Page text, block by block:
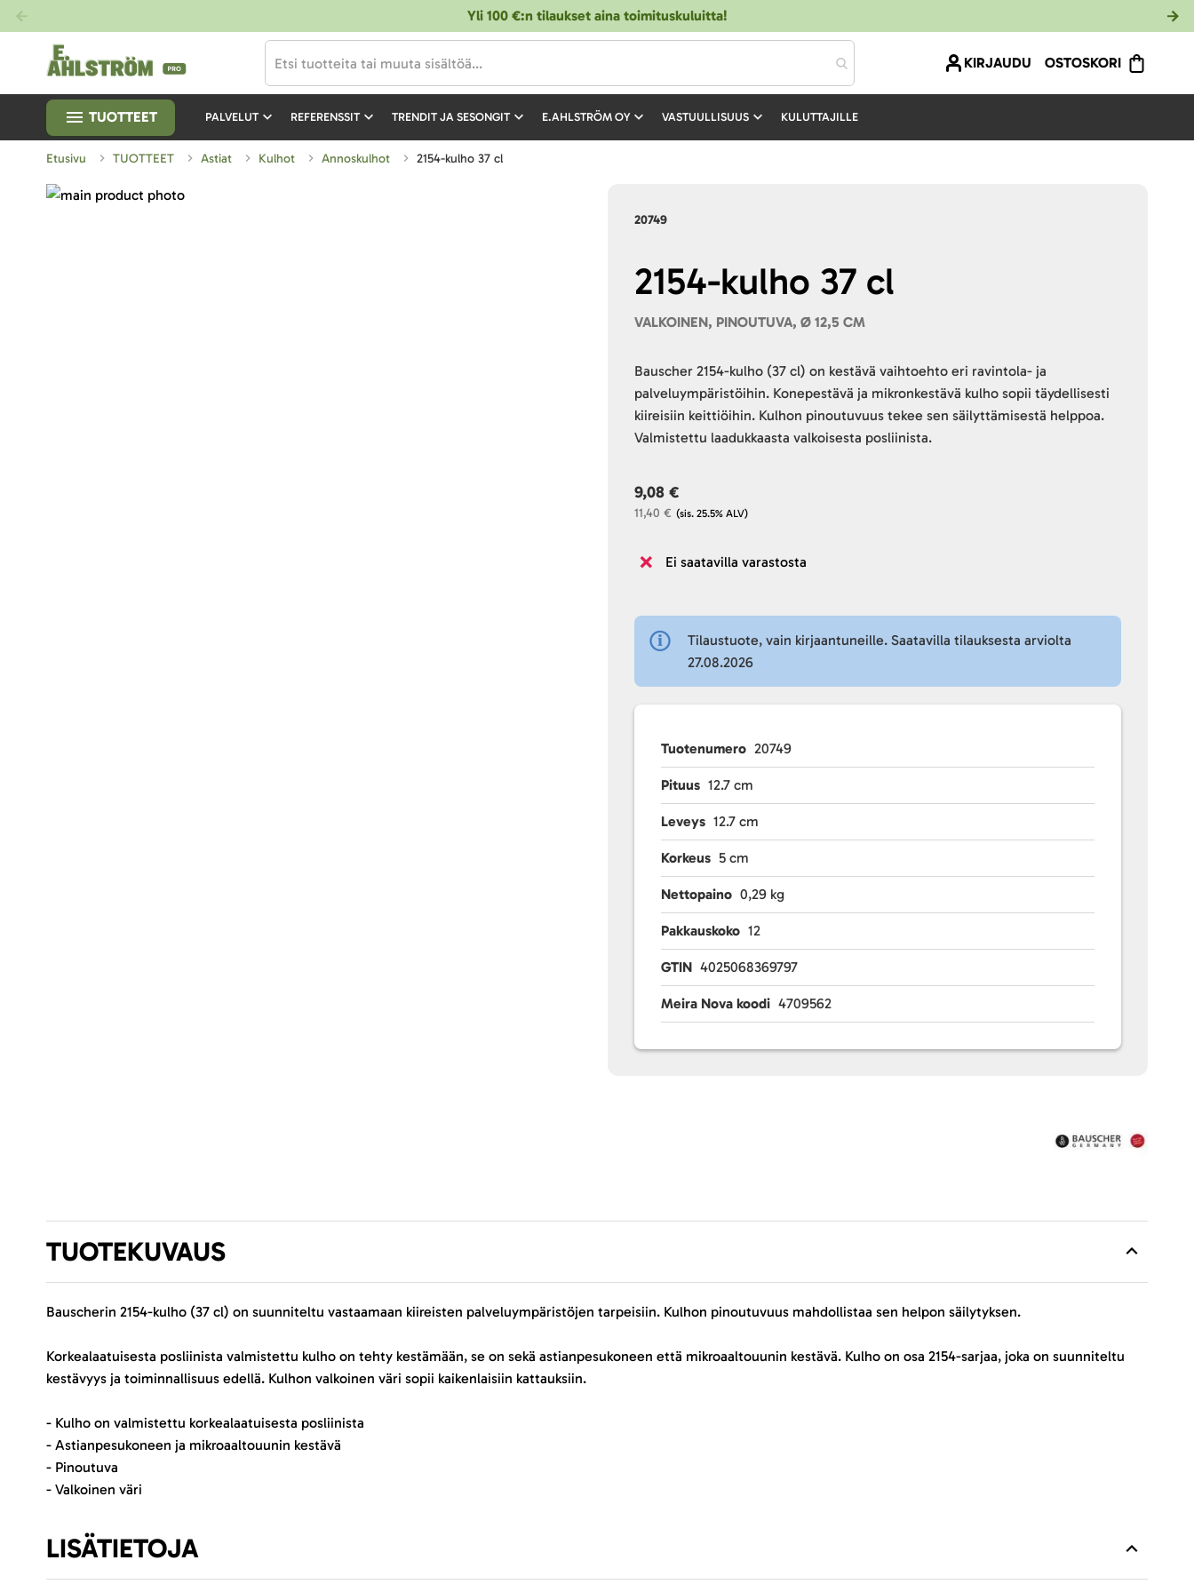
Yli 100 €:n tilaukset aina toimituskuluitta!
KIRJAUDU OSTOSKORI
TUOTTEET PALVELUT REFERENSSIT TRENDIT JA SESONGIT E.AHLSTRÖM OY VASTUULLISUUS KULUTTAJILLE
Etusivu TUOTTEET Astiat Kulhot Annoskulhot 2154-kulho 37 cl
20749
2154-kulho 37 cl
VALKOINEN, PINOUTUVA, Ø 12,5 CM
Bauscher 2154-kulho (37 cl) on kestävä vaihtoehto eri ravintola- ja
palveluympäristöihin. Konepestävä ja mikronkestävä kulho sopii täydellisesti
kiireisiin keittiöihin. Kulhon pinoutuvuus tekee sen säilyttämisestä helppoa.
Valmistettu laadukkaasta valkoisesta posliinista.
(sis. 25.5% ALV)
11,40 €
9,08 €
Ei saatavilla varastosta
Tilaustuote, vain kirjaantuneille. Saatavilla tilauksesta arviolta
27.08.2026
Tuotenumero 20749
Pituus 12.7 cm
Leveys 12.7 cm
Korkeus 5 cm
Nettopaino 0,29 kg
Pakkauskoko 12
GTIN 4025068369797
Meira Nova koodi 4709562
Skip
TUOTEKUVAUS
Bauscherin 2154-kulho (37 cl) on suunniteltu vastaamaan kiireisten palveluympäristöjen tarpeisiin. Kulhon pinoutuvuus mahdollistaa sen helpon säilytyksen.
Korkealaatuisesta posliinista valmistettu kulho on tehty kestämään, se on sekä astianpesukoneen että mikroaaltouunin kestävä. Kulho on osa 2154-sarjaa, joka on suunniteltu
kestävyys ja toiminnallisuus edellä. Kulhon valkoinen väri sopii kaikenlaisiin kattauksiin.
- Kulho on valmistettu korkealaatuisesta posliinista
- Astianpesukoneen ja mikroaaltouunin kestävä
- Pinoutuva
- Valkoinen väri
LISÄTIETOJA